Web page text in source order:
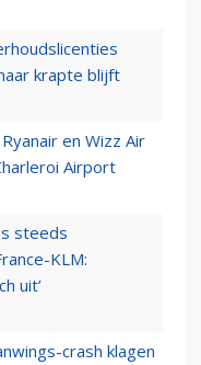
krapte blijft
en Wizz Air
Airport
steeds
KLM:
uit’
crash klagen